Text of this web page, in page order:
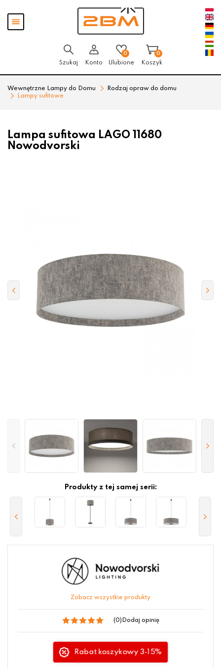
Pokaż
menu
Szukaj Konto
0
Ulubione
0
Koszyk
Wewnętrzne Lampy do Domu
Rodzaj opraw do domu
Lampy sufitowe
Lampa sufitowa LAGO 11680
Nowodvorski
Produkty z tej samej serii:
Zobacz wszystkie produkty
(0) Dodaj opinię
Rabat koszykowy 3-15%